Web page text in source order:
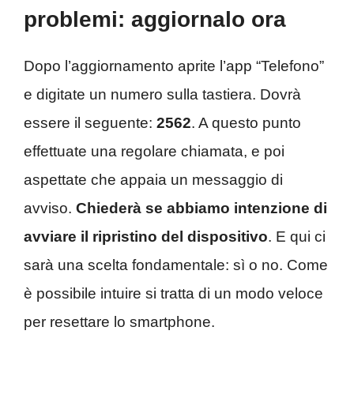
problemi: aggiornalo ora
Dopo l’aggiornamento aprite l’app “Telefono”
e digitate un numero sulla tastiera. Dovrà
essere il seguente: 2562. A questo punto
effettuate una regolare chiamata, e poi
aspettate che appaia un messaggio di
avviso. Chiederà se abbiamo intenzione di
avviare il ripristino del dispositivo. E qui ci
sarà una scelta fondamentale: sì o no. Come
è possibile intuire si tratta di un modo veloce
per resettare lo smartphone.